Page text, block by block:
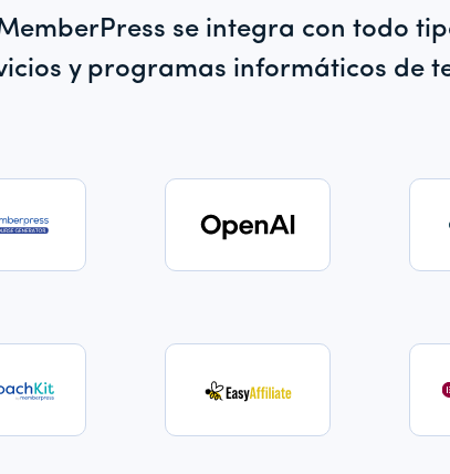
se integra con todo
y programas informáticos de